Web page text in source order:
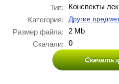
Тип:
Конспекты
Категория:
Другие
Размер файла:
2 Mb
Скачали:
0
Скачать